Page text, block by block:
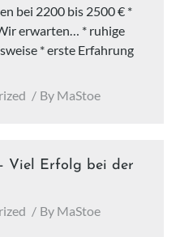
bei 2200 bis 2500 € *
erwarten… * ruhige
* erste Erfahrung
By MaStoe
Viel Erfolg bei der
By MaStoe